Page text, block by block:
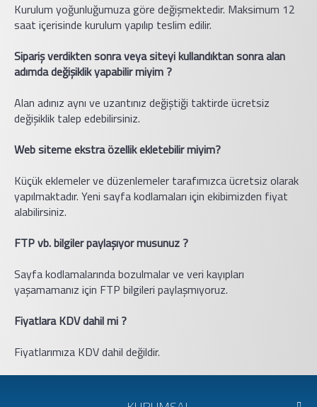
Kurulum yoğunluğumuza göre değişmektedir. Maksimum 12
saat içerisinde kurulum yapılıp teslim edilir.
Sipariş verdikten sonra veya siteyi kullandıktan sonra alan
adımda değişiklik yapabilir miyim ?
Alan adınız aynı ve uzantınız değiştiği taktirde ücretsiz
değişiklik talep edebilirsiniz.
Web siteme ekstra özellik ekletebilir miyim?
Küçük eklemeler ve düzenlemeler tarafımızca ücretsiz olarak
yapılmaktadır. Yeni sayfa kodlamaları için ekibimizden fiyat
alabilirsiniz.
FTP vb. bilgiler paylaşıyor musunuz ?
Sayfa kodlamalarında bozulmalar ve veri kayıpları
yaşamamanız için FTP bilgileri paylaşmıyoruz.
Fiyatlara KDV dahil mi ?
Fiyatlarımıza KDV dahil değildir.